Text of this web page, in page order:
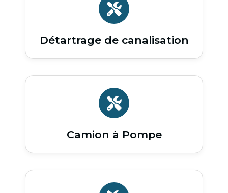
Détartrage de canalisation
Camion à Pompe